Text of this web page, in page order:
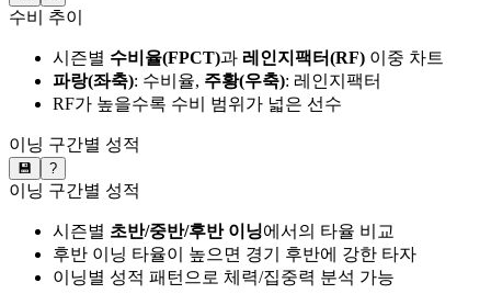
수비 추이
시즌별 수비율(FPCT)과 레인지팩터(RF) 이중 차트
파랑(좌축): 수비율, 주황(우축): 레인지팩터
RF가 높을수록 수비 범위가 넓은 선수
이닝 구간별 성적
💾 ?
이닝 구간별 성적
시즌별 초반/중반/후반 이닝에서의 타율 비교
후반 이닝 타율이 높으면 경기 후반에 강한 타자
이닝별 성적 패턴으로 체력/집중력 분석 가능